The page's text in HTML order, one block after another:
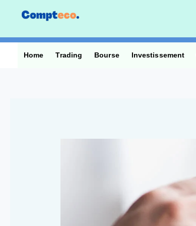
Home Trading Bourse Investissement